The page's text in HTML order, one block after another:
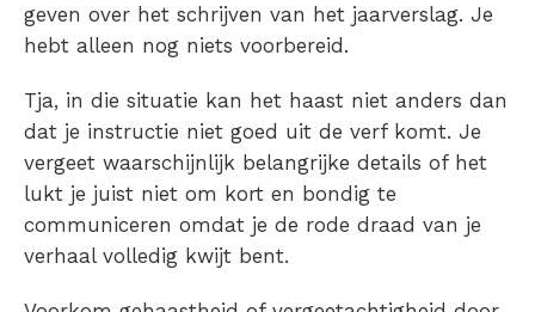
geven over het schrijven van het jaarverslag. Je
hebt alleen nog niets voorbereid.
Tja, in die situatie kan het haast niet anders dan
dat je instructie niet goed uit de verf komt. Je
vergeet waarschijnlijk belangrijke details of het
lukt je juist niet om kort en bondig te
communiceren omdat je de rode draad van je
verhaal volledig kwijt bent.